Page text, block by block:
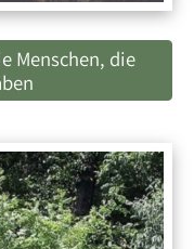
Menschen, die